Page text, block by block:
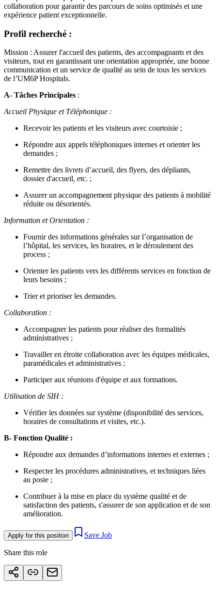
collaboration pour garantir des parcours de soins optimisés et une
expérience patient exceptionnelle.
Profil recherché :
Mission : Assurer l'accueil des patients, des accompagnants et des
visiteurs, tout en garantissant une orientation appropriée, une bonne
communication et un service de qualité au sein de tous les services
de l’UM6P Hospitals.
A- Tâches Principales :
Accueil Physique et Téléphonique :
Recevoir les patients et les visiteurs avec courtoisie ;
Répondre aux appels téléphoniques internes et orienter les
demandes ;
Remettre des livrets d’accueil, des flyers, des dépliants,
dossier d'accueil, etc. ;
Assurer un accompagnement physique des patients à mobilité
réduite ou désorientés.
Information et Orientation :
Fournir des informations générales sur l’organisation de
l’hôpital, les services, les horaires, et le déroulement des
process ;
Orienter les patients vers les différents services en fonction de
leurs besoins ;
Trier et prioriser les demandes.
Collaboration :
Accompagner les patients pour réaliser des formalités
administratives ;
Travailler en étroite collaboration avec les équipes médicales,
paramédicales et administratives ;
Participer aux réunions d'équipe et aux formations.
Utilisation de SIH :
Vérifier les données sur système (disponibilité des services,
horaires de consultations et visites, etc.).
B- Fonction Qualité :
Répondre aux demandes d’informations internes et externes ;
Respecter les procédures administratives, et techniques liées
au poste ;
Contribuer à la mise en place du système qualité et de
satisfaction des patients, s'assurer de son application et de son
amélioration.
Apply for this position Save Job
Share this role